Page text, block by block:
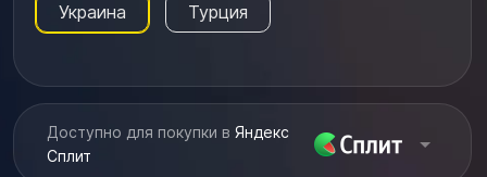
Украина Турция
Доступно для покупки в Яндекс
Сплит